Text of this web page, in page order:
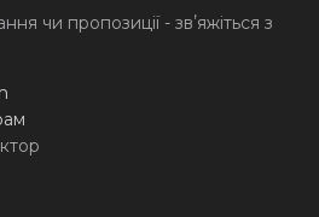
чи пропозиції - звʼяжіться з